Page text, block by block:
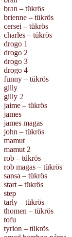
bran – tükrös
brienne – tükrös
cersei – tükrös
charles – tükrös
drogo 1
drogo 2
drogo 3
drogo 4
funny – tükrös
gilly
gilly 2
jaime – tükrös
james
james magas
john – tükrös
mamut
mamut 2
rob – tükrös
rob magas – tükrös
sansa – tükrös
start – tükrös
step
tarly – tükrös
thomen – tükrös
tofu
tyrion – tükrös